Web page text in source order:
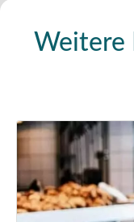
Weitere